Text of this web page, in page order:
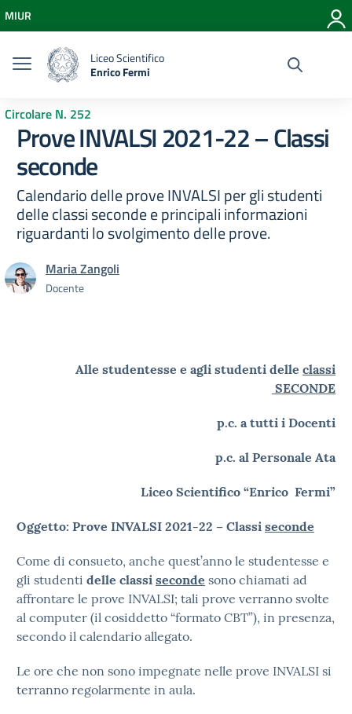
Vai al menu di navigazione
Vai al footer
MIUR
Liceo Scientifico
Enrico Fermi
Circolare N. 252
Prove INVALSI 2021-22 – Classi
seconde
Calendario delle prove INVALSI per gli studenti
delle classi seconde e principali informazioni
riguardanti lo svolgimento delle prove.
Maria Zangoli
Docente
Alle studentesse e agli studenti delle classi
SECONDE
p.c. a tutti i Docenti
p.c. al Personale Ata
Liceo Scientifico “Enrico Fermi”
Oggetto: Prove INVALSI 2021-22 – Classi seconde
Come di consueto, anche quest’anno le studentesse e
gli studenti delle classi seconde sono chiamati ad
affrontare le prove INVALSI; tali prove verranno svolte
al computer (il cosiddetto “formato CBT”), in presenza,
secondo il calendario allegato.
Le ore che non sono impegnate nelle prove INVALSI si
terranno regolarmente in aula.